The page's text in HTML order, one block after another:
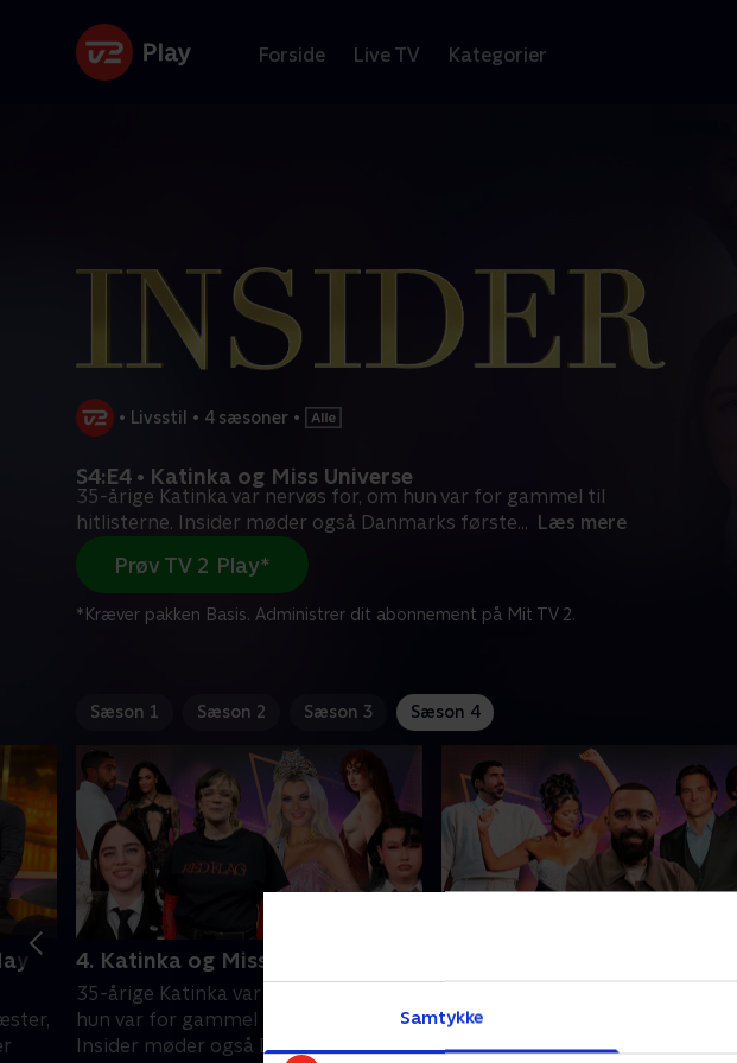
Samtykke
Forside Live TV Kategorier
• Livsstil • 4 sæsoner •
S4:E4 • Katinka og Miss Universe
35-årige Katinka var nervøs for, om hun var for gammel til
hitlisterne. Insider møder også Danmarks første... Læs mere
Prøv TV 2 Play*
*Kræver pakken Basis. Administrer dit abonnement på Mit TV 2.
Sæson 1 Sæson 2 Sæson 3 Sæson 4
4. Katinka og Miss Universe
35-årige Katinka var nervøs for, om
hun var for gammel til hitlisterne.
Insider møder også Danmarks første
Cooper
Vi taler stand-up som terapi med